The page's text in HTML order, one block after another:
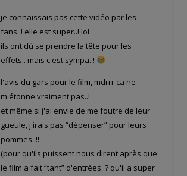
je connaissais pas cette vidéo par les
fans..! elle est super..! lol
ils ont dû se prendre la tête pour les
effets.. mais c'est sympa..!
l'avis du gars pour le film, mdrrr ca ne
m'étonne vraiment pas..!
et même si j'ai envie de me foutre de leur
gueule, j'irais pas “dépenser” pour leurs
pommes..!!
(pour qu'ils puissent nous dirent après que
le film a fait “tant” d'entrées..? qu'il a super